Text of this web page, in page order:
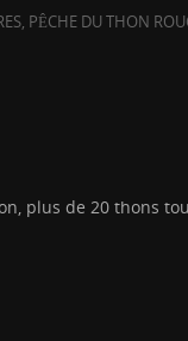
, PÊCHE DU THON
plus de 20 thons